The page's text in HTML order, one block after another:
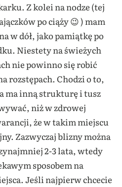
Z kolei na nodze (tej
po ciąży 😉 ) mam
w dół, jako pamiątkę po
Niestety na świeżych
nie powinno się robić
rozstępach. Chodzi o to,
ma inną strukturę i tusz
niż w zdrowej
że w takim miejscu
Zazwyczaj blizny można
2-3 lata, wtedy
sposobem na
Jeśli najpierw chcecie